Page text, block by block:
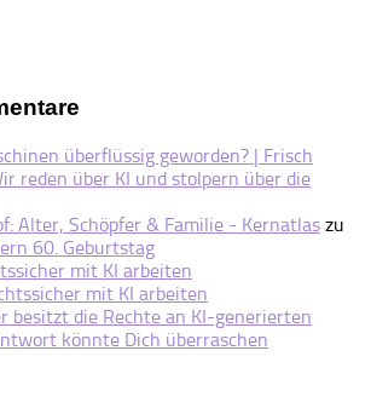
überflüssig geworden? | Frisch
reden über KI und stolpern über die
Alter, Schöpfer & Familie - Kernatlas zu
60. Geburtstag
mit KI arbeiten
mit KI arbeiten
besitzt die Rechte an KI-generierten
könnte Dich überraschen